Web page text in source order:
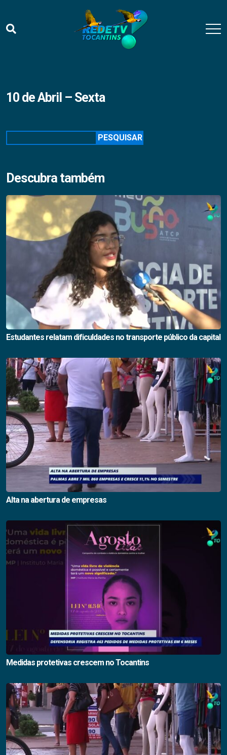
10 de Abril – Sexta
PESQUISAR
Descubra também
Estudantes relatam dificuldades no transporte público da capital
Alta na abertura de empresas
Medidas protetivas crescem no Tocantins